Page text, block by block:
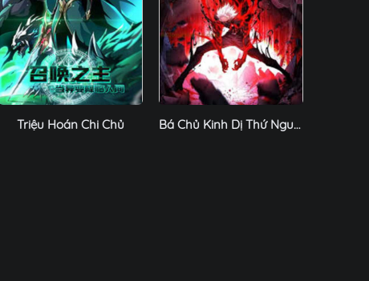
Triệu Hoán Chi Chủ Bá Chủ Kinh Dị Thứ Nguyên